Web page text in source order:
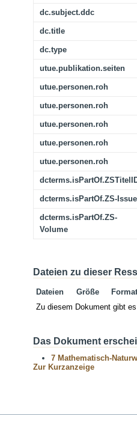
dc.subject.ddc
dc.title
dc.type
utue.publikation.seiten
utue.personen.roh
utue.personen.roh
utue.personen.roh
utue.personen.roh
utue.personen.roh
dcterms.isPartOf.ZS-Issue
dcterms.isPartOf.ZS-
Volume
Dateien zu dieser
Dateien Größe
Format
Zu diesem Dokument gibt
Das Dokument
7 Mathematisch-
Zur Kurzanzeige